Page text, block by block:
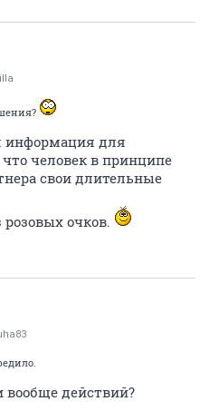
информация для
человек в принципе
свои длительные
розовых очков.
вообще действий?